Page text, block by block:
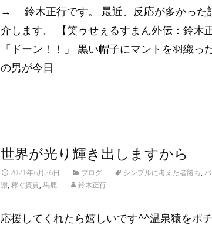
→ 鈴木正行です。 最近、反応が多かった
介します。 【笑ゥせぇるすまん外伝：鈴木
「ドーン！！」 黒い帽子にマントを羽織っ
の男が今日
世界が光り輝き出しますから
2021年6月26日 ブログ シンプルに考えた者勝ち,
謝,稼ぐ資質,馬鹿 鈴木正行
応援してくれたら嬉しいです^^温泉猿を